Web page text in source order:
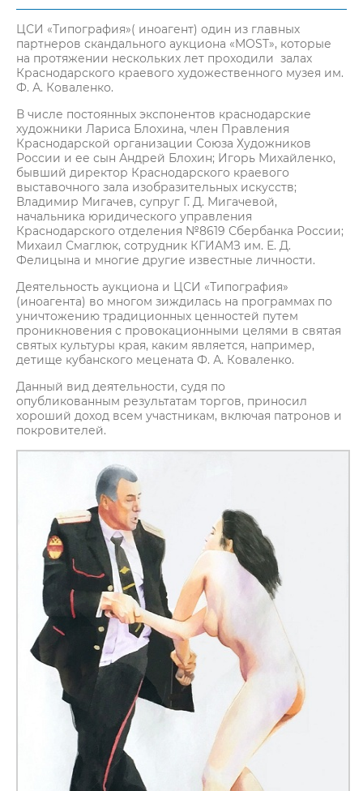
ЦСИ «Типография»( иноагент) один из главных
партнеров скандального аукциона «MOST», которые
на протяжении нескольких лет проходили залах
Краснодарского краевого художественного музея им.
Ф. А. Коваленко.
В числе постоянных экспонентов краснодарские
художники Лариса Блохина, член Правления
Краснодарской организации Союза Художников
России и ее сын Андрей Блохин; Игорь Михайленко,
бывший директор Краснодарского краевого
выставочного зала изобразительных искусств;
Владимир Мигачев, супруг Г. Д. Мигачевой,
начальника юридического управления
Краснодарского отделения №8619 Сбербанка России;
Михаил Смаглюк, сотрудник КГИАМЗ им. Е. Д.
Фелицына и многие другие известные личности.
Деятельность аукциона и ЦСИ «Типография»
(иноагента) во многом зиждилась на программах по
уничтожению традиционных ценностей путем
проникновения с провокационными целями в святая
святых культуры края, каким является, например,
детище кубанского мецената Ф. А. Коваленко.
Данный вид деятельности, судя по
опубликованным результатам торгов, приносил
хороший доход всем участникам, включая патронов и
покровителей.